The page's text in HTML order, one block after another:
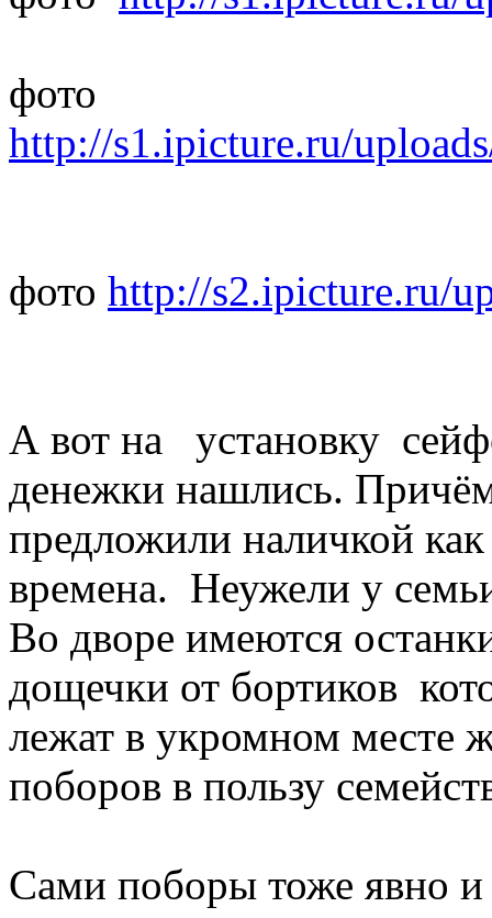
фото
http://s1.ipicture.ru/
фото http://s2.ipicture.ru/
А вот на установку
денежки нашлись.
предложили наличкой
времена. Неужели у
Во дворе имеются
дощечки от бортиков
лежат в укромном месте
поборов в пользу
Сами поборы тоже явно и